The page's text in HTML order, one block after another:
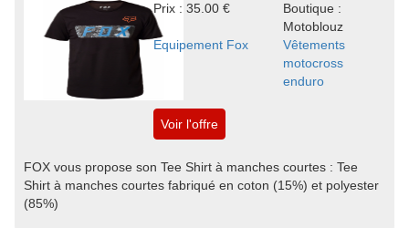
Prix : 35.00 €
Boutique :
Motoblouz
Equipement Fox
Vêtements
motocross
enduro
Voir l'offre
FOX vous propose son Tee Shirt à manches courtes : Tee
Shirt à manches courtes fabriqué en coton (15%) et polyester
(85%)